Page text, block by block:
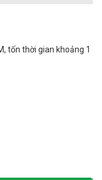
tốn thời gian khoảng 1